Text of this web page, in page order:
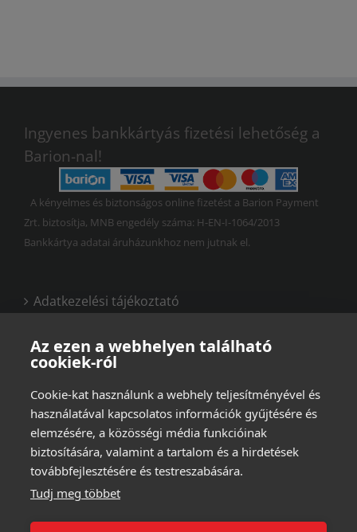
Ingyenes bankkártyás fizetési lehetőség a
Barion-nal!
A kényelmes és biztonságos online fizetést a Barion Payment
Zrt. biztosítja, MNB engedély száma: H-EN-I-1064/2013
Bankkártya adatai áruházunkhoz nem jutnak el.
Adatkezelési tájékoztató
Vásárlási és felhasználási feltételek
Az ezen a webhelyen található
cookiek-ról
Cookie-kat használunk a webhely teljesítményével és
használatával kapcsolatos információk gyűjtésére és
elemzésére, a közösségi média funkcióinak
biztosítására, valamint a tartalom és a hirdetések
továbbfejlesztésére és testreszabására.
Tudj meg többet